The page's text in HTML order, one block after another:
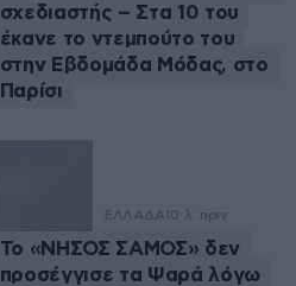
σχεδιαστής – Στα 10 του
έκανε το ντεμπούτο του
στην Εβδομάδα Μόδας, στο
Παρίσι
ΕΛΛΑΔΑ 10 λ. πριν
Το «ΝΗΣΟΣ ΣΑΜΟΣ» δεν
προσέγγισε τα Ψαρά λόγω